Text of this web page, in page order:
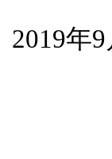
2019年